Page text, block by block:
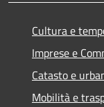
Cultura e
Imprese e
Catasto e
Mobilità e